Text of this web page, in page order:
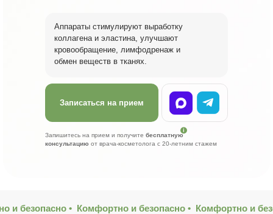
Записаться на прием
Аппараты стимулируют выработку
коллагена и эластина, улучшают
кровообращение, лимфодренаж и
обмен веществ в тканях.
Запишитесь на прием и получите бесплатную
консультацию от врача-косметолога с 20-летним стажем
Комфортно и безопасно • Комфортно и
и безопасно •